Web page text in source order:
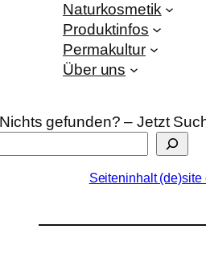
Naturkosmetik
Produktinfos
Permakultur
Über uns
Nichts gefunden? – Jetzt
Seiteninhalt (de)site